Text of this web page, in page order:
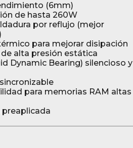
(6mm)
de hasta 260W
por reflujo (mejor
para mejorar disipación
alta presión estática
Dynamic Bearing) silencioso y
para memorias RAM altas